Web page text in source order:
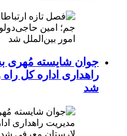
جوان شایسته مُهری
راهداری اداره کل
شد